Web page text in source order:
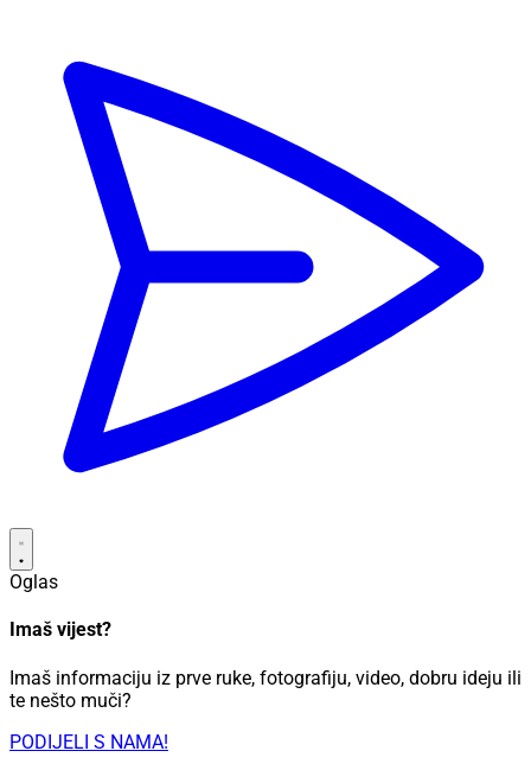
Oglas
Imaš vijest?
Imaš informaciju iz prve ruke, fotografiju, video, dobru ideju ili
te nešto muči?
PODIJELI S NAMA!